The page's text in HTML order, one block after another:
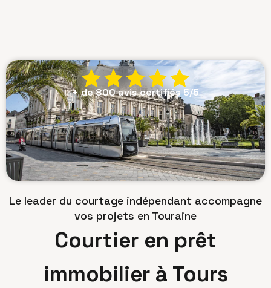
Le leader du courtage indépendant accompagne
vos projets en Touraine
Courtier en prêt
immobilier à Tours
+ de 800 avis certifiés 5/5